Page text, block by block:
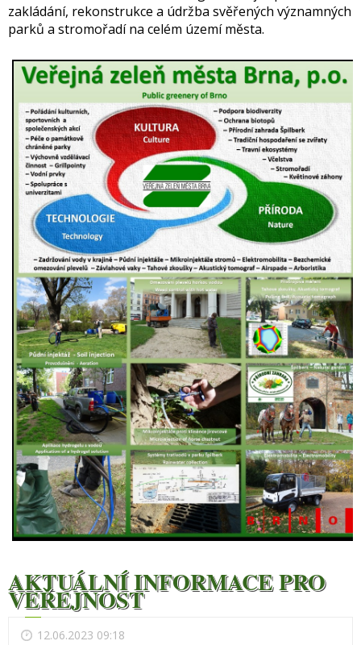
zakládání, rekonstrukce a údržba svěřených významných
parků a stromořadí na celém území města.
AKTUÁLNÍ INFORMACE PRO
VEŘEJNOST
12.06.2023 09:18